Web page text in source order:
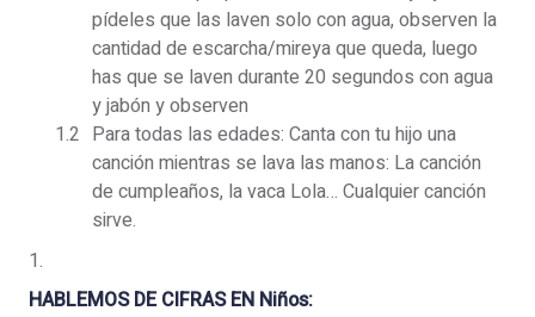
pídeles que las laven solo con agua, observen la
cantidad de escarcha/mireya que queda, luego
has que se laven durante 20 segundos con agua
y jabón y observen
Para todas las edades: Canta con tu hijo una
canción mientras se lava las manos: La canción
de cumpleaños, la vaca Lola… Cualquier canción
sirve.
HABLEMOS DE CIFRAS EN Niños: